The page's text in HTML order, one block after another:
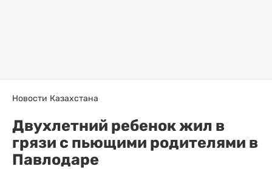
Новости Казахстана
Двухлетний ребенок жил в
грязи с пьющими родителями в
Павлодаре